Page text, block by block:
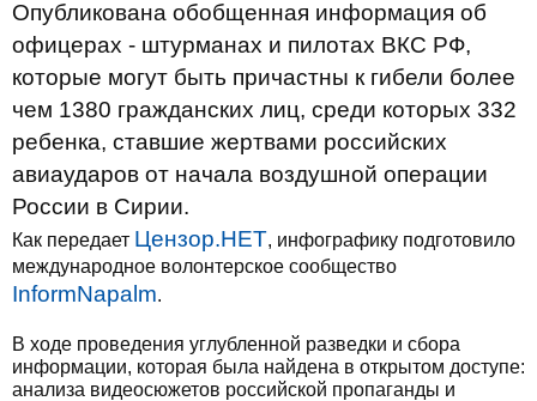
Опубликована обобщенная информация об
офицерах - штурманах и пилотах ВКС РФ,
которые могут быть причастны к гибели более
чем 1380 гражданских лиц, среди которых 332
ребенка, ставшие жертвами российских
авиаударов от начала воздушной операции
России в Сирии.
Как передает Цензор.НЕТ, инфографику подготовило
международное волонтерское сообщество
InformNapalm.
В ходе проведения углубленной разведки и сбора
информации, которая была найдена в открытом доступе:
анализа видеосюжетов российской пропаганды и